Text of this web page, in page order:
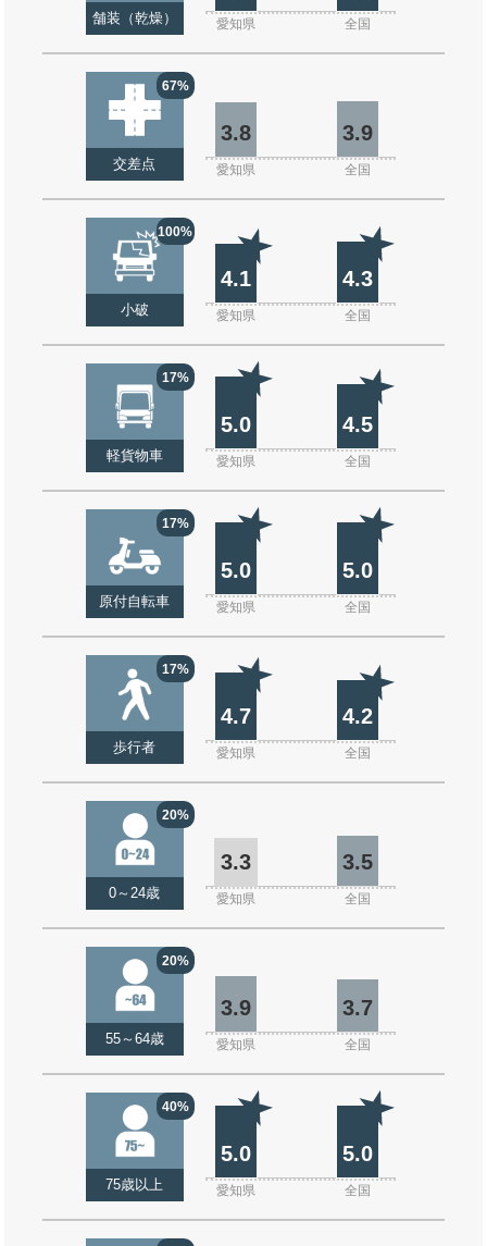
舗装（乾燥） 愛知県 全国
67%
交差点
3.8 3.9
愛知県 全国
100%
小破
4.1 4.3
愛知県 全国
17%
軽貨物車
5.0 4.5
愛知県 全国
17%
原付自転車
5.0 5.0
愛知県 全国
17%
歩行者
4.7 4.2
愛知県 全国
20%
0～24歳
3.3 3.5
愛知県 全国
20%
55～64歳
3.9 3.7
愛知県 全国
40%
75歳以上
5.0 5.0
愛知県 全国